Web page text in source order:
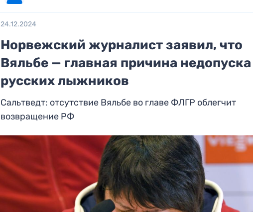
24.12.2024
Норвежский журналист заявил, что
Вяльбе — главная причина недопуска
русских лыжников
Сальтведт: отсутствие Вяльбе во главе ФЛГР облегчит
возвращение РФ